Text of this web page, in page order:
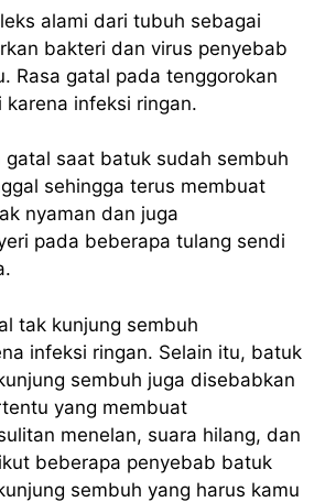
alami dari tubuh sebagai
bakteri dan virus penyebab
Rasa gatal pada tenggorokan
infeksi ringan.
gatal saat batuk sudah sembuh
sehingga terus membuat
nyaman dan juga
pada beberapa tulang sendi
tak kunjung sembuh
infeksi ringan. Selain itu, batuk
sembuh juga disebabkan
yang membuat
menelan, suara hilang, dan
beberapa penyebab batuk
sembuh yang harus kamu